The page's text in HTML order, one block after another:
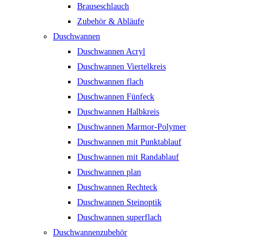
Brauseschlauch
Zubehör & Abläufe
Duschwannen
Duschwannen Acryl
Duschwannen Viertelkreis
Duschwannen flach
Duschwannen Fünfeck
Duschwannen Halbkreis
Duschwannen Marmor-Polymer
Duschwannen mit Punktablauf
Duschwannen mit Randablauf
Duschwannen plan
Duschwannen Rechteck
Duschwannen Steinoptik
Duschwannen superflach
Duschwannenzubehör